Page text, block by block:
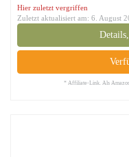
Hier zuletzt vergriffen
Zuletzt aktualisiert am: 6. August
* Affiliate-Link. Als